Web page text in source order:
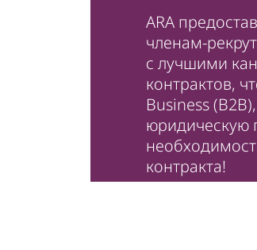
ARA
членам-
с лучшими
контрактов,
Business
юридическую
контракта!